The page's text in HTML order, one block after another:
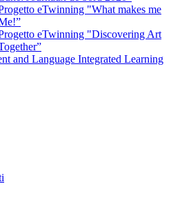
eTwinning "What makes me
eTwinning "Discovering Art
and Language Integrated Learning